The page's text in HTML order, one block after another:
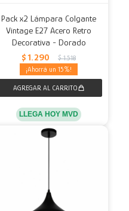
Pack x2 Lámpara Colgante
Vintage E27 Acero Retro
Decorativa - Dorado
$ 1.290 $ 1.518
15
LLEGA HOY MVD